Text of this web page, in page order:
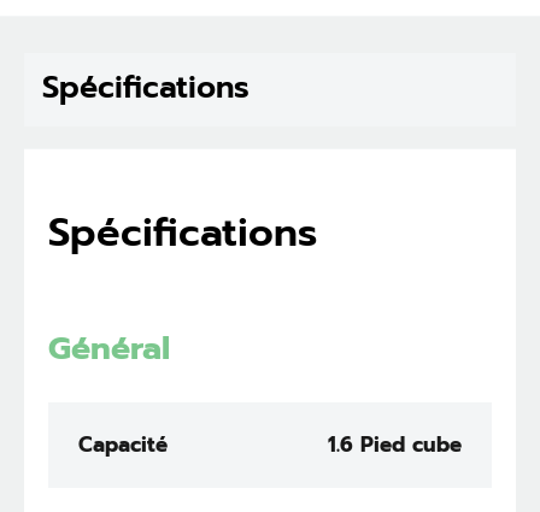
Spécifications
Spécifications
Général
Capacité 1.6 Pied cube